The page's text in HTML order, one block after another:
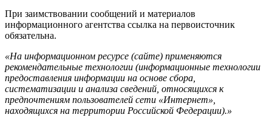
При заимствовании сообщений и материалов
информационного агентства ссылка на первоисточник
обязательна.
«На информационном ресурсе (сайте) применяются
рекомендательные технологии (информационные технологии
предоставления информации на основе сбора,
систематизации и анализа сведений, относящихся к
предпочтениям пользователей сети «Интернет»,
находящихся на территории Российской Федерации).»